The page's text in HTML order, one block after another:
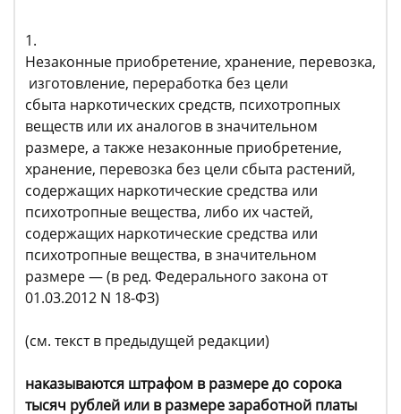
1.
Незаконные приобретение, хранение, перевозка,
изготовление, переработка без цели
сбыта наркотических средств, психотропных
веществ или их аналогов в значительном
размере, а также незаконные приобретение,
хранение, перевозка без цели сбыта растений,
содержащих наркотические средства или
психотропные вещества, либо их частей,
содержащих наркотические средства или
психотропные вещества, в значительном
размере — (в ред. Федерального закона от
01.03.2012 N 18-ФЗ)
(см. текст в предыдущей редакции)
наказываются штрафом в размере до сорока
тысяч рублей или в размере заработной платы